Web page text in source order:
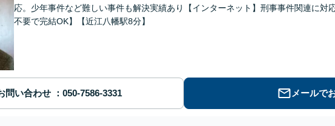
応。少年事件など難しい事件も解決実績あり【インターネット】刑事事件関連に対
不要で完結OK】【近江八幡駅8分】
問い合わせ メールで